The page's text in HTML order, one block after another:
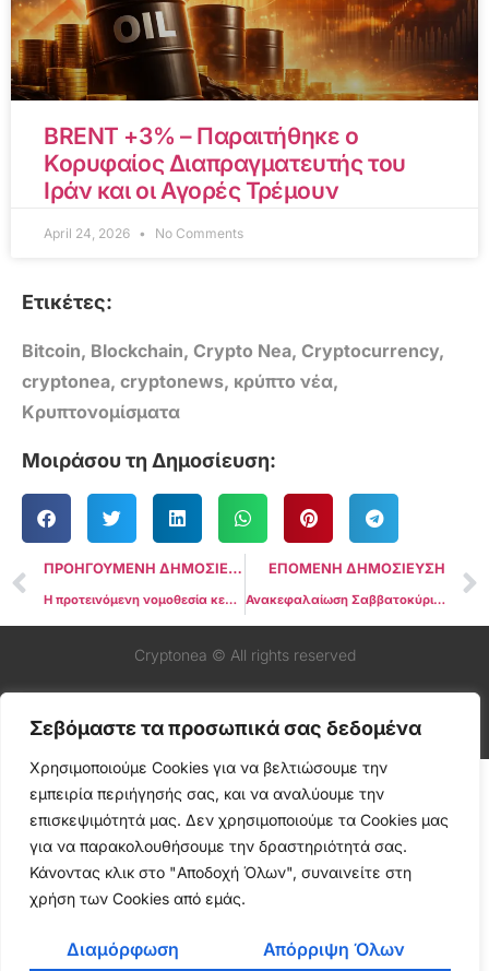
Σεβόμαστε τα προσωπικά σας δεδομένα
Χρησιμοποιούμε Cookies για να βελτιώσουμε την
εμπειρία περιήγησής σας, και να αναλύουμε την
επισκεψιμότητά μας. Δεν χρησιμοποιούμε τα Cookies μας
για να παρακολουθήσουμε την δραστηριότητά σας.
Κάνοντας κλικ στο "Αποδοχή Όλων", συναινείτε στη
χρήση των Cookies από εμάς.
Διαμόρφωση Απόρριψη Όλων
BRENT +3% – Παραιτήθηκε ο
Κορυφαίος Διαπραγματευτής του
Ιράν και οι Αγορές Τρέμουν
April 24, 2026 No Comments
Ετικέτες:
Bitcoin, Blockchain, Crypto Nea, Cryptocurrency,
cryptonea, cryptonews, κρύπτο νέα,
Κρυπτονομίσματα
Μοιράσου τη Δημοσίευση:
ΠΡΟΗΓΟΥΜΕΝΗ ΔΗΜΟΣΙΕΥΣΗ
Η προτεινόμενη νομοθεσία κερδίζει έδαφος στις ΗΠΑ για να σταματήσει την ανάπτυξη ενός ψηφιακού δολαρίου
ΕΠΟΜΕΝΗ ΔΗΜΟΣΙΕΥΣΗ
Ανακεφαλαίωση Σαββατοκύριακου στα κρυπτονομίσματα
Cryptonea © All rights reserved